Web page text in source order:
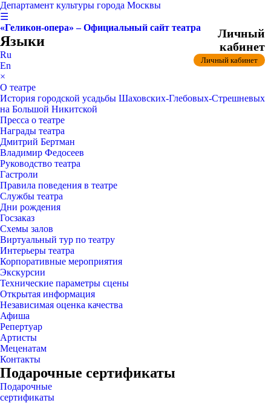
Департамент культуры города Москвы
☰
«Геликон-опера» – Официальный сайт театра
Языки
Ru
En
×
О театре
История городской усадьбы Шаховских-Глебовых-Стрешневых
на Большой Никитской
Пресса о театре
Награды театра
Дмитрий Бертман
Владимир Федосеев
Руководство театра
Гастроли
Правила поведения в театре
Службы театра
Дни рождения
Госзаказ
Схемы залов
Виртуальный тур по театру
Интерьеры театра
Корпоративные мероприятия
Экскурсии
Технические параметры сцены
Открытая информация
Независимая оценка качества
Афиша
Репертуар
Артисты
Меценатам
Контакты
Подарочные сертификаты
Подарочные
сертификаты
Личный
кабинет
Личный кабинет